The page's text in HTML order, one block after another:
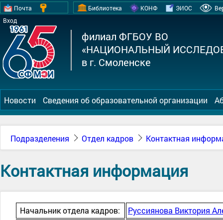
Почта
Вход
Библиотека КОНФ ЭИОС
филиал ФГБОУ ВО
«НАЦИОНАЛЬНЫЙ
в г. Смоленске
Новости Сведения об образовательной организации
Подразделения Отдел кадров Контактная
Контактная информация
Начальник отдела кадров:
Руссиянова Виктория